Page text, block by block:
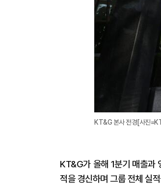
KT&G 본사 전경[사진
KT&G가 올해 1분기 매출과
적을 경신하며 그룹 전체 실